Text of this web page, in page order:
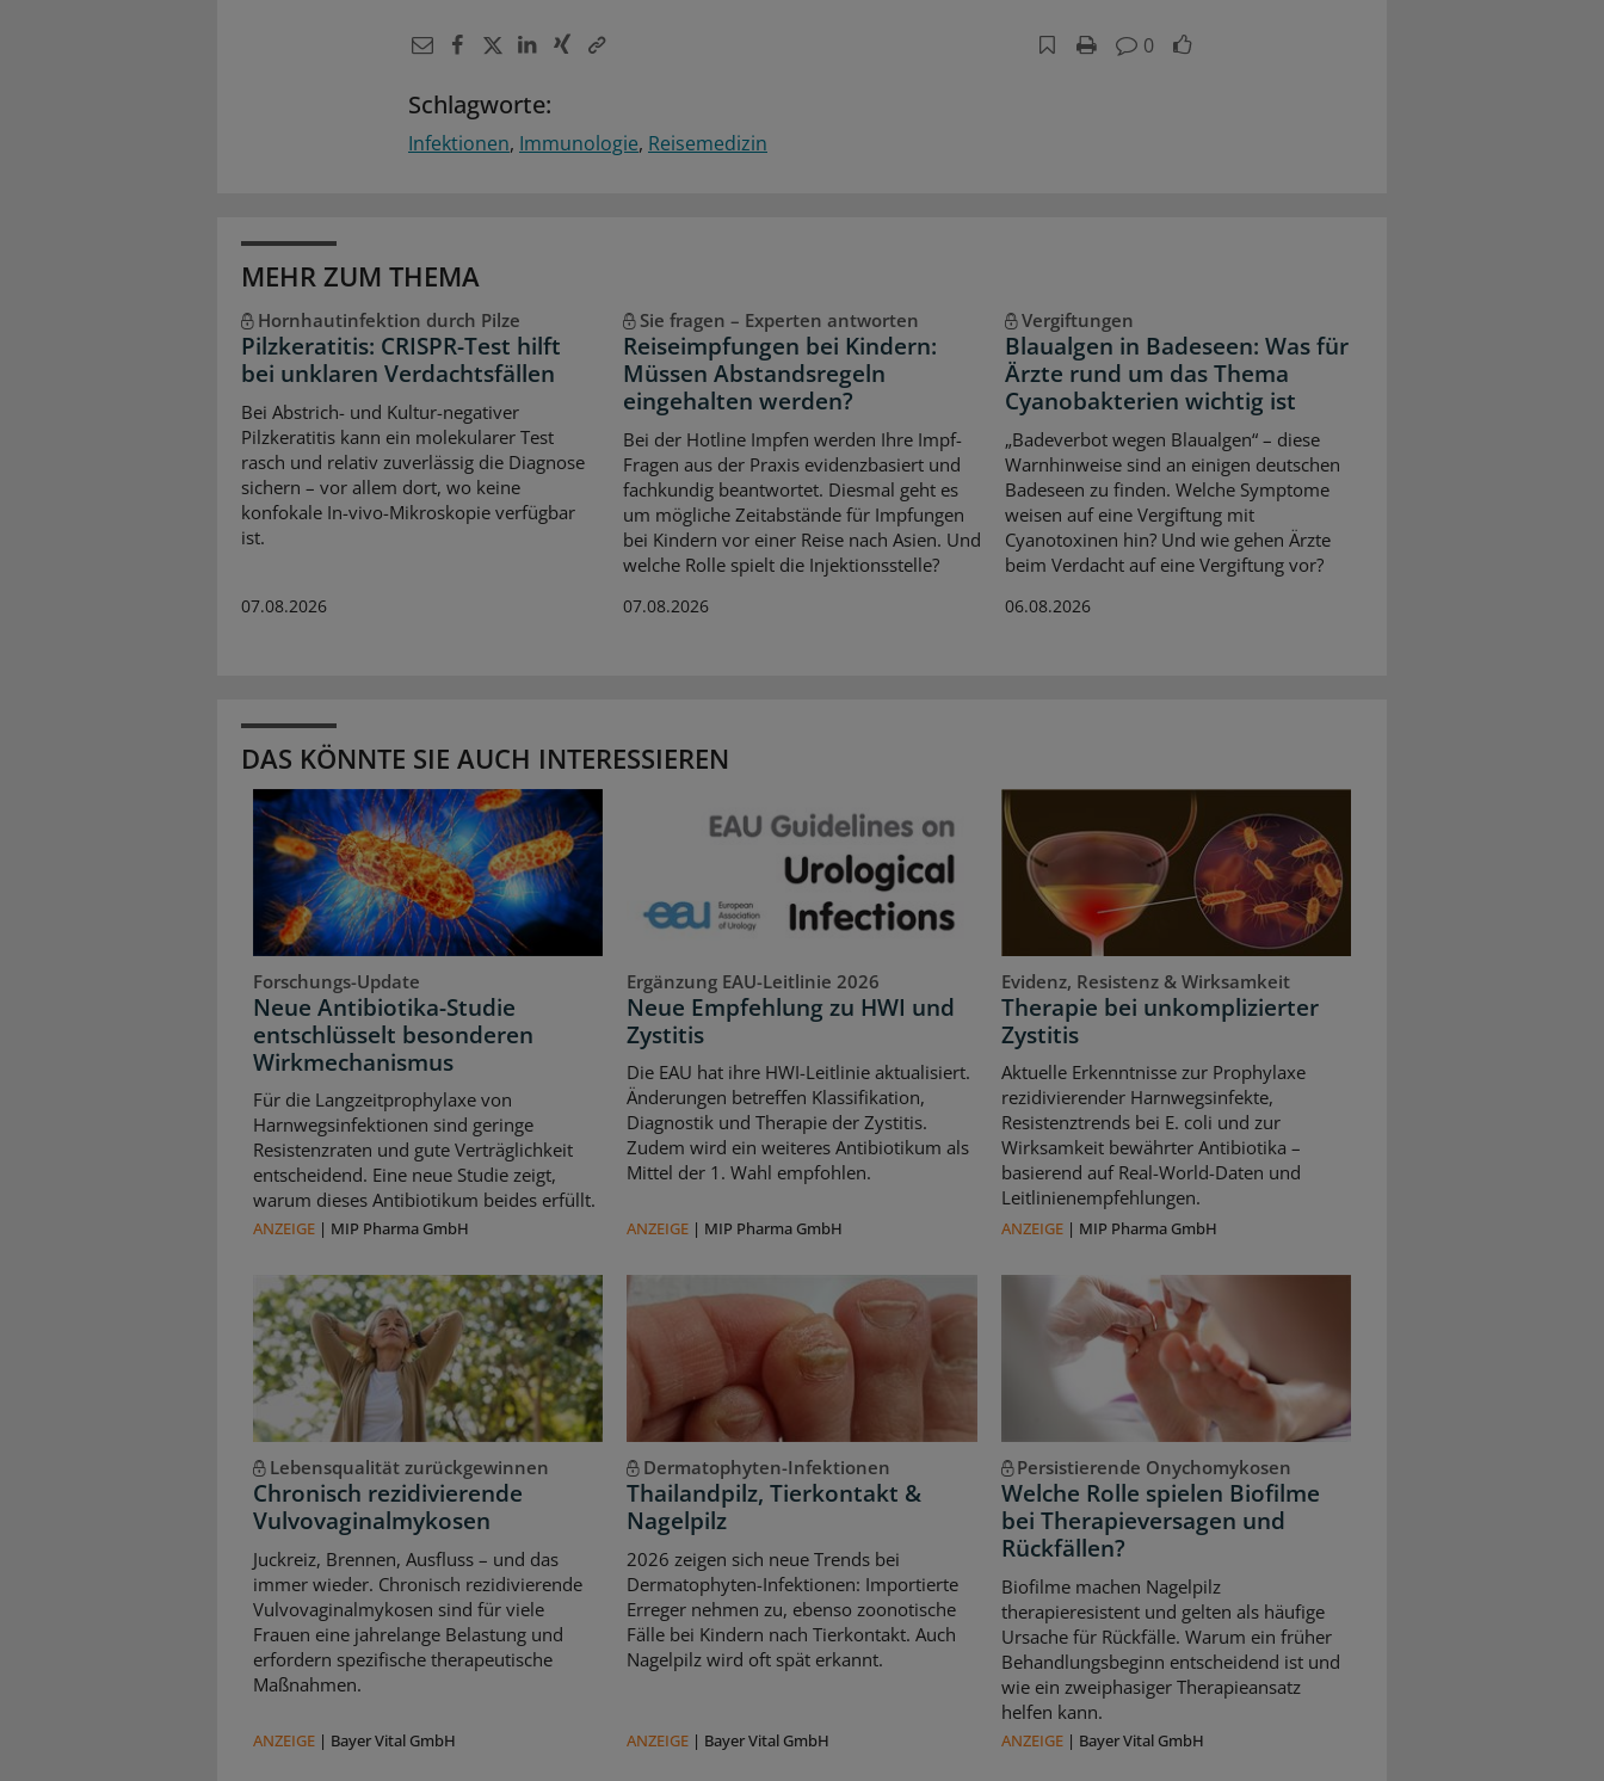
0
Schlagworte:
Infektionen Immunologie Reisemedizin
MEHR ZUM THEMA
Hornhautinfektion durch Pilze
Pilzkeratitis: CRISPR-Test hilft
bei unklaren Verdachtsfällen
Bei Abstrich- und Kultur-negativer
Pilzkeratitis kann ein molekularer Test
rasch und relativ zuverlässig die Diagnose
sichern – vor allem dort, wo keine
konfokale In-vivo-Mikroskopie verfügbar
ist.
07.08.2026
Sie fragen – Experten antworten
Reiseimpfungen bei Kindern:
Müssen Abstandsregeln
eingehalten werden?
Bei der Hotline Impfen werden Ihre Impf-
Fragen aus der Praxis evidenzbasiert und
fachkundig beantwortet. Diesmal geht es
um mögliche Zeitabstände für Impfungen
bei Kindern vor einer Reise nach Asien. Und
welche Rolle spielt die Injektionsstelle?
07.08.2026
Vergiftungen
Blaualgen in Badeseen: Was für
Ärzte rund um das Thema
Cyanobakterien wichtig ist
„Badeverbot wegen Blaualgen“ – diese
Warnhinweise sind an einigen deutschen
Badeseen zu finden. Welche Symptome
weisen auf eine Vergiftung mit
Cyanotoxinen hin? Und wie gehen Ärzte
beim Verdacht auf eine Vergiftung vor?
06.08.2026
DAS KÖNNTE SIE AUCH INTERESSIEREN
Forschungs-Update
Neue Antibiotika-Studie
entschlüsselt besonderen
Wirkmechanismus
Für die Langzeitprophylaxe von
Harnwegsinfektionen sind geringe
Resistenzraten und gute Verträglichkeit
entscheidend. Eine neue Studie zeigt,
warum dieses Antibiotikum beides erfüllt.
ANZEIGE | MIP Pharma GmbH
Ergänzung EAU-Leitlinie 2026
Neue Empfehlung zu HWI und
Zystitis
Die EAU hat ihre HWI-Leitlinie aktualisiert.
Änderungen betreffen Klassifikation,
Diagnostik und Therapie der Zystitis.
Zudem wird ein weiteres Antibiotikum als
Mittel der 1. Wahl empfohlen.
ANZEIGE | MIP Pharma GmbH
Evidenz, Resistenz & Wirksamkeit
Therapie bei unkomplizierter
Zystitis
Aktuelle Erkenntnisse zur Prophylaxe
rezidivierender Harnwegsinfekte,
Resistenztrends bei E. coli und zur
Wirksamkeit bewährter Antibiotika –
basierend auf Real-World-Daten und
Leitlinienempfehlungen.
ANZEIGE| MIP Pharma GmbH
Lebensqualität zurückgewinnen
Chronisch rezidivierende
Vulvovaginalmykosen
Juckreiz, Brennen, Ausfluss – und das
immer wieder. Chronisch rezidivierende
Vulvovaginalmykosen sind für viele
Frauen eine jahrelange Belastung und
erfordern spezifische therapeutische
Maßnahmen.
ANZEIGE | Bayer Vital GmbH
Dermatophyten-Infektionen
Thailandpilz, Tierkontakt &
Nagelpilz
2026 zeigen sich neue Trends bei
Dermatophyten-Infektionen: Importierte
Erreger nehmen zu, ebenso zoonotische
Fälle bei Kindern nach Tierkontakt. Auch
Nagelpilz wird oft spät erkannt.
ANZEIGE | Bayer Vital GmbH
Persistierende Onychomykosen
Welche Rolle spielen Biofilme
bei Therapieversagen und
Rückfällen?
Biofilme machen Nagelpilz
therapieresistent und gelten als häufige
Ursache für Rückfälle. Warum ein früher
Behandlungsbeginn entscheidend ist und
wie ein zweiphasiger Therapieansatz
helfen kann.
ANZEIGE| Bayer Vital GmbH